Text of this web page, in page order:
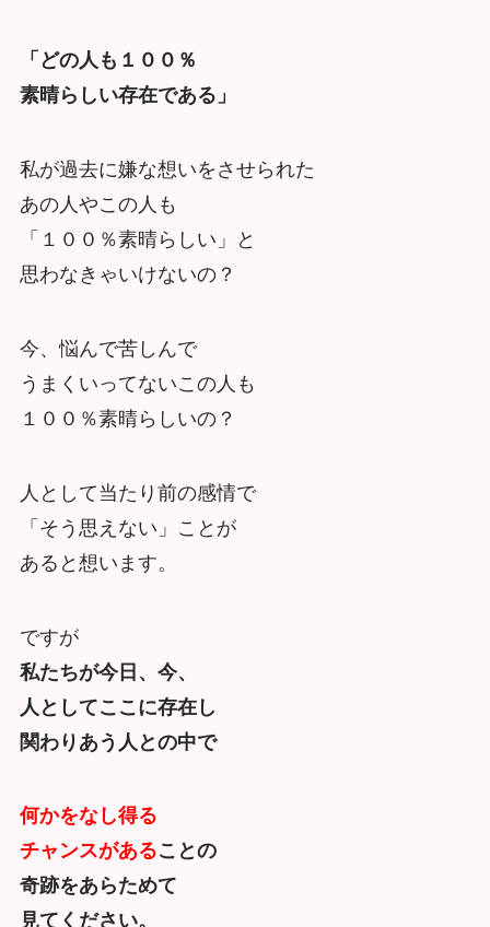
「どの人も１００％
素晴らしい存在である」
私が過去に嫌な想いをさせられた
あの人やこの人も
「１００％素晴らしい」と
思わなきゃいけないの？
今、悩んで苦しんで
うまくいってないこの人も
１００％素晴らしいの？
人として当たり前の感情で
「そう思えない」ことが
あると想います。
ですが
私たちが今日、今、
人としてここに存在し
関わりあう人との中で
何かをなし得る
チャンスがあることの
奇跡をあらためて
見てください。